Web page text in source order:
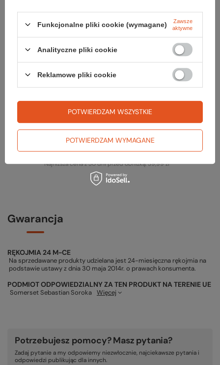
Zerknij też na to:
Chusteczka FOGGIES ANTI-FOG 1 szt
Koszulka RIX SPORTS SLEEVELESS MEN
59,99 zł
Najniższa cena z 30 dni przed obniżką:69,99 zł
Koszulka RIX SPORTS SLEEVELESS WOMEN z
ochroną UV
59,99 zł
Najniższa cena z 30 dni przed obniżką:39,99 zł
Gwarancja
RĘKOJMIA 24 M-CE
Na sprzedawane produkty udzielana jest 24-miesięczna rękojmia na
podstawie ustawy z dnia 30 maja 2014r. o prawach konsumenta.
PODMIOT ODPOWIEDZIALNY ZA TEN PRODUKT NA TERENIE UE
Somerset Sebastian Soroka Więcej
Potrzebujesz pomocy? Masz pytania?
Zadaj pytanie a my odpowiemy niezwłocznie, najciekawsze pytania i
odpowiedzi publikując dla innych.
Funkcjonalne pliki cookie (wymagane)
Zawsze
aktywne
Analityczne pliki cookie
Reklamowe pliki cookie
POTWIERDZAM WYMAGANE
POTWIERDZAM WSZYSTKIE